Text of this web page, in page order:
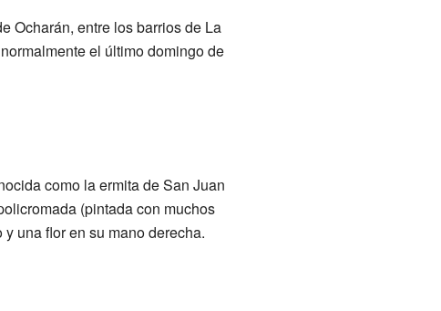
Ocharán, entre los barrios de La
el último domingo de
como la ermita de San Juan
(pintada con muchos
una flor en su mano derecha.